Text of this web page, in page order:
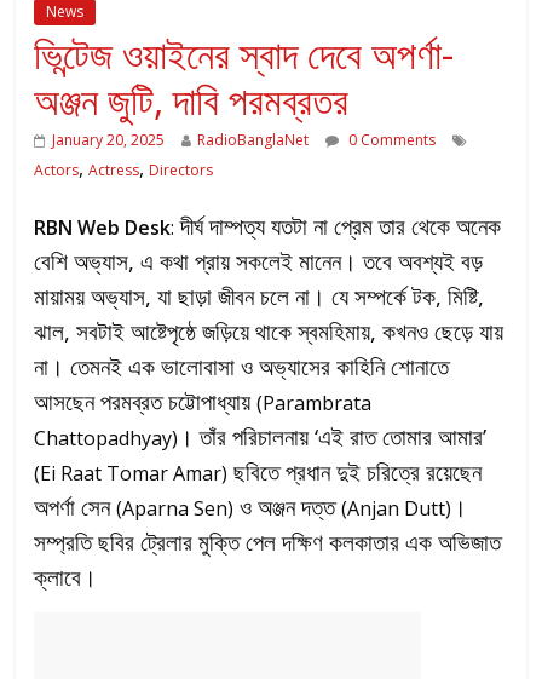
News
ভিন্টেজ ওয়াইনের স্বাদ দেবে অপর্ণা-
অঞ্জন জুটি, দাবি পরমব্রতর
January 20, 2025 RadioBanglaNet
0 Comments
Actors,Actress, Directors
RBN Web Desk: দীর্ঘ দাম্পত্য যতটা না প্রেম তার থেকে অনেক
বেশি অভ্যাস, এ কথা প্রায় সকলেই মানেন। তবে অবশ্যই বড়
মায়াময় অভ্যাস, যা ছাড়া জীবন চলে না। যে সম্পর্কে টক, মিষ্টি,
ঝাল, সবটাই আষ্টেপৃষ্ঠে জড়িয়ে থাকে স্বমহিমায়, কখনও ছেড়ে যায়
না। তেমনই এক ভালোবাসা ও অভ্যাসের কাহিনি শোনাতে
আসছেন পরমব্রত চট্টোপাধ্যায়(Parambrata
Chattopadhyay) । তাঁর পরিচালনায় ‘এই রাত তোমার আমার’
(Ei Raat Tomar Amar) ছবিতে প্রধান দুই চরিত্রে রয়েছেন
অপর্ণা সেন(Aparna Sen) ও অঞ্জন দত্ত(Anjan Dutt) ।
সম্প্রতি ছবির ট্রেলার মুক্তি পেল দক্ষিণ কলকাতার এক অভিজাত
ক্লাবে।